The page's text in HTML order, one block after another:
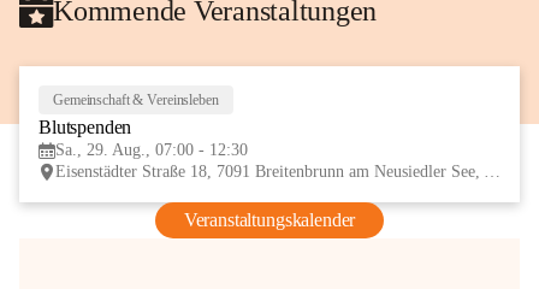
Kommende Veranstaltungen
Gemeinschaft & Vereinsleben
Blutspenden
Sa., 29. Aug., 07:00 - 12:30
Eisenstädter Straße 18, 7091 Breitenbrunn am Neusiedler See, AUT
Veranstaltungskalender